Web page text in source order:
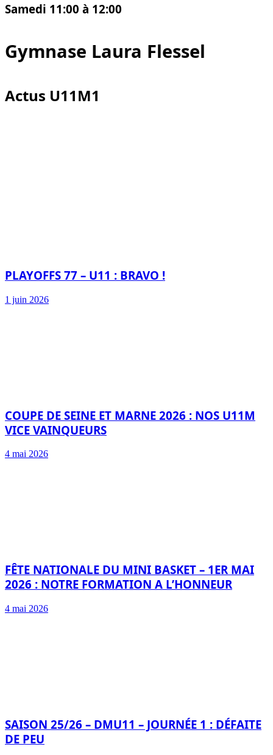
Samedi 11:00 à 12:00
Gymnase Laura Flessel
Actus U11M1
PLAYOFFS 77 – U11 : BRAVO !
1 juin 2026
COUPE DE SEINE ET MARNE 2026 : NOS U11M
VICE VAINQUEURS
4 mai 2026
FÊTE NATIONALE DU MINI BASKET – 1ER MAI
2026 : NOTRE FORMATION A L’HONNEUR
4 mai 2026
SAISON 25/26 – DMU11 – JOURNÉE 1 : DÉFAITE
DE PEU